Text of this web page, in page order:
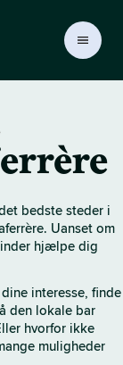
bedste steder i
Uanset om
hjælpe dig
interesse, finde
den lokale bar
hvorfor ikke
muligheder